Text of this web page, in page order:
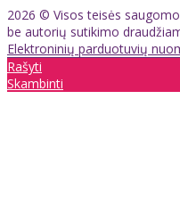
2026 © Visos teisės
be autorių sutikimo
Elektroninių parduotuvių
Rašyti
Skambinti